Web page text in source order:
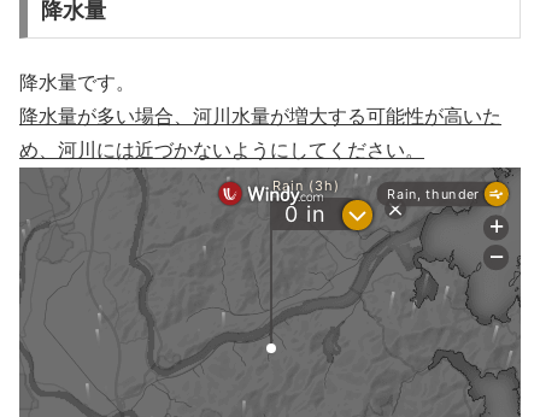
降水量
降水量です。
降水量が多い場合、河川水量が増大する可能性が高いた
め、河川には近づかないようにしてください。